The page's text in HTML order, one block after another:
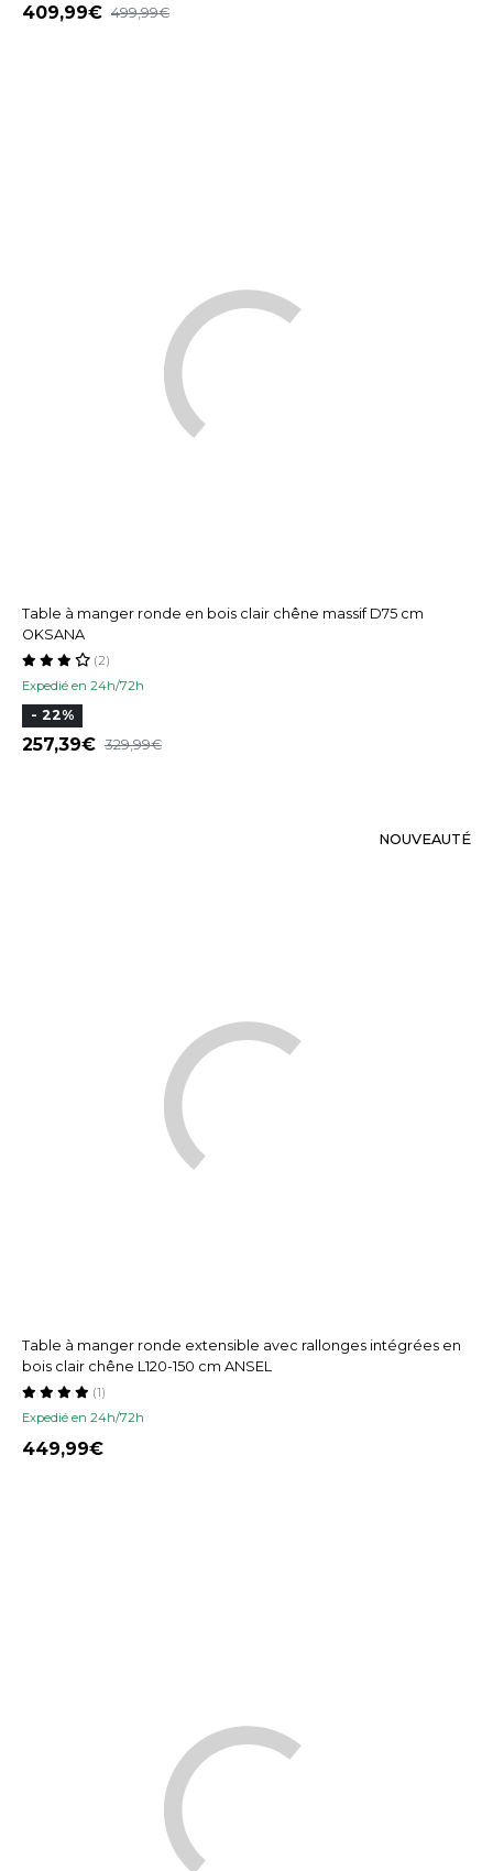
409,99 499,99
Table à manger ronde en bois clair chêne massif D75 cm
OKSANA
Expedié en 24h/72h
(2)
- 22%
257,39 329,99
NOUVEAUTÉ
Table à manger ronde extensible avec rallonges intégrées en
bois clair chêne L120-150 cm ANSEL
Expedié en 24h/72h
(1)
449,99